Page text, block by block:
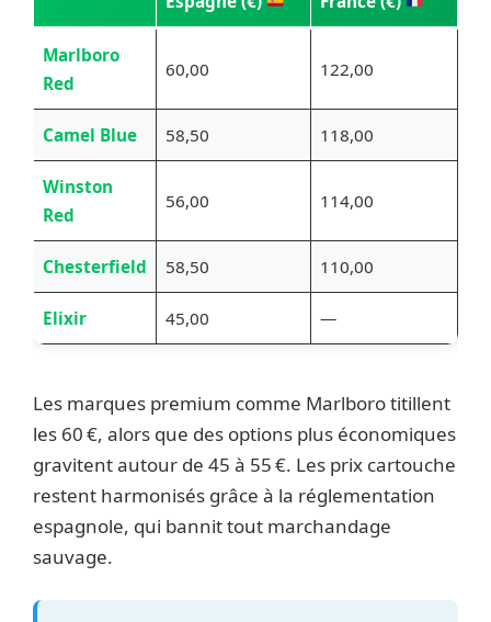
Marlboro
Red
60,00 122,00
Camel Blue 58,50 118,00
Winston
Red
56,00 114,00
Chesterfield 58,50 110,00
Elixir 45,00 —
Les marques premium comme Marlboro titillent
les 60 €, alors que des options plus économiques
gravitent autour de 45 à 55 €. Les prix cartouche
restent harmonisés grâce à la réglementation
espagnole, qui bannit tout marchandage
sauvage.